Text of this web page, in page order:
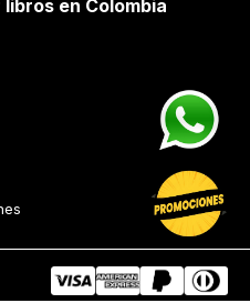
en Colombia